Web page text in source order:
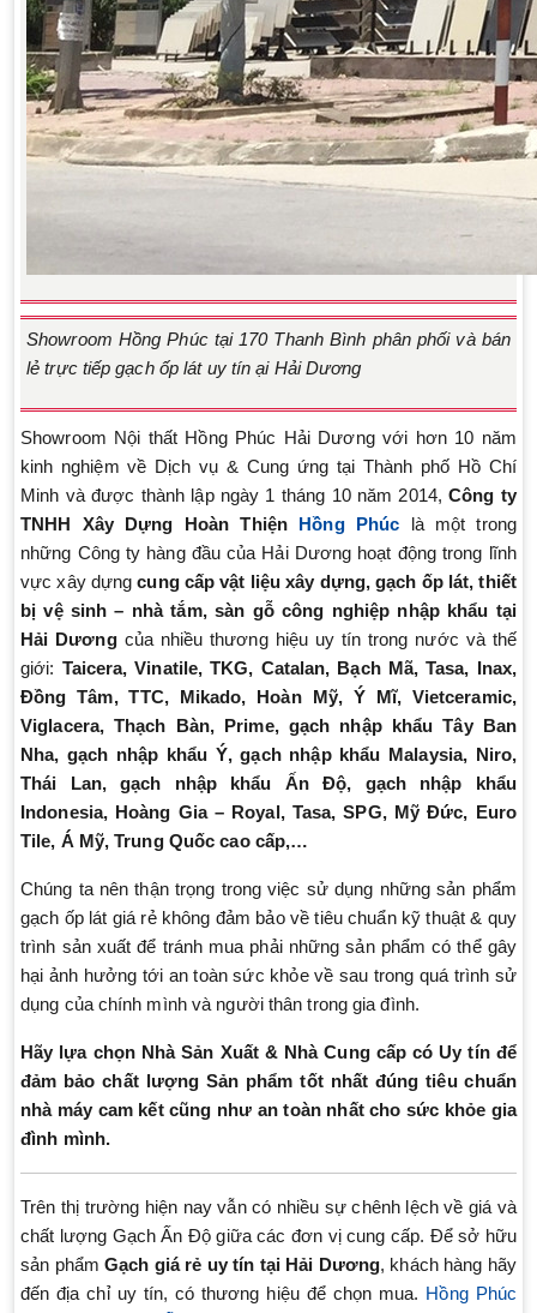
Showroom Hồng Phúc tại 170 Thanh Bình phân phối và bán
lẻ trực tiếp gạch ốp lát uy tín ại Hải Dương
Showroom Nội thất Hồng Phúc Hải Dương với hơn 10 năm
kinh nghiệm về Dịch vụ & Cung ứng tại Thành phố Hồ Chí
Minh và được thành lập ngày 1 tháng 10 năm 2014,Công ty
TNHH Xây Dựng Hoàn Thiện Hồng Phúc
là một trong
những Công ty hàng đầu của Hải Dương hoạt động trong lĩnh
vực xây dựngcung cấp vật liệu xây dựng, gạch ốp lát, thiết
bị vệ sinh – nhà tắm, sàn gỗ công nghiệp nhập khẩu tại
Hải Dương của nhiều thương hiệu uy tín trong nước và thế
giới: Taicera, Vinatile, TKG, Catalan, Bạch Mã, Tasa, Inax,
Đồng Tâm, TTC, Mikado, Hoàn Mỹ, Ý Mĩ, Vietceramic,
Viglacera, Thạch Bàn, Prime, gạch nhập khẩuTây Ban
Nha, gạch nhập khẩu Ý,gạch nhập khẩu Malaysia, Niro,
Thái Lan,gạch nhập khẩu Ấn Độ, gạch nhập khẩu
Indonesia, Hoàng Gia – Royal, Tasa, SPG, Mỹ Đức, Euro
Tile, Á Mỹ, Trung Quốc cao cấp,…
Chúng ta nên thận trọng trong việc sử dụng những sản phẩm
gạch ốp lát giá rẻ không đảm bảo về tiêu chuẩn kỹ thuật & quy
trình sản xuất để tránh mua phải những sản phẩm có thể gây
hại ảnh hưởng tới an toàn sức khỏe về sau trong quá trình sử
dụng của chính mình và người thân trong gia đình.
Hãy lựa chọn Nhà Sản Xuất & Nhà Cung cấp có Uy tín để
đảm bảo chất lượng Sản phẩm tốt nhất đúng tiêu chuẩn
nhà máy cam kết cũng như an toàn nhất cho sức khỏe gia
đình mình.
Trên thị trường hiện nay vẫn có nhiều sự chênh lệch về giá và
chất lượng Gạch Ấn Độ giữa các đơn vị cung cấp. Để sở hữu
sản phẩmGạch giá rẻ uy tín tại Hải Dương, khách hàng hãy
đến địa chỉ uy tín, có thương hiệu để chọn mua. Hồng Phúc